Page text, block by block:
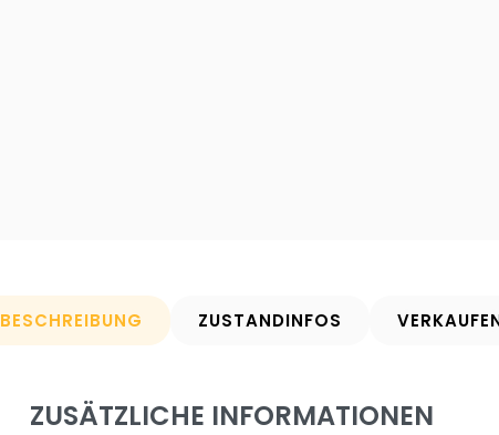
BESCHREIBUNG ZUSTANDINFOS
ZUSÄTZLICHE INFORMATIONEN